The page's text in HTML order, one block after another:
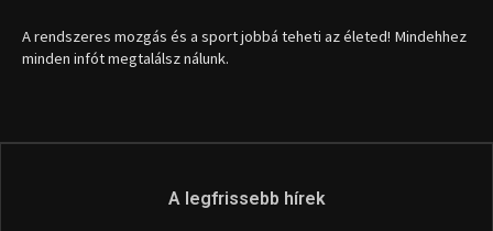
A rendszeres mozgás és a sport jobbá teheti az életed! Mindehhez
minden infót megtalálsz nálunk.
A legfrissebb hírek